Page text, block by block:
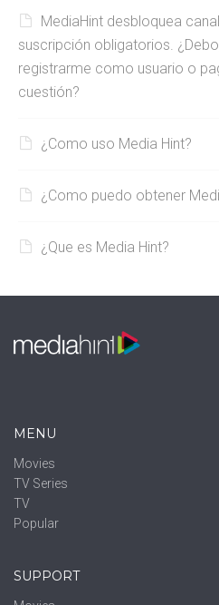
MediaHint desbloquea
suscripción obligatorios.
registrarme como usuario o
cuestión?
¿Como uso Media Hint?
¿Como puedo obtener
¿Que es Media Hint?
MENU
Movies
TV Series
TV
Popular
SUPPORT